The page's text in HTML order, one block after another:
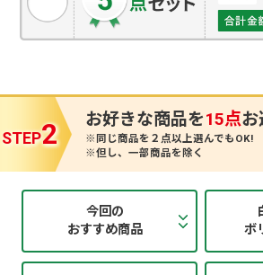
STEP2 お好きな商品を 点お
※同じ商品を２点以上選んでもOK!
※但し、一部商品を除く
今回の
おすすめ商品
ボ